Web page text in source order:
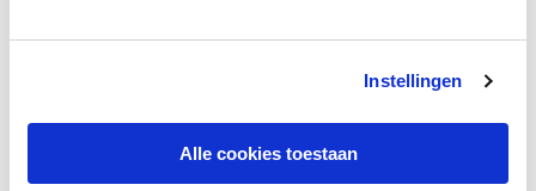
Instellingen
Alle cookies toestaan